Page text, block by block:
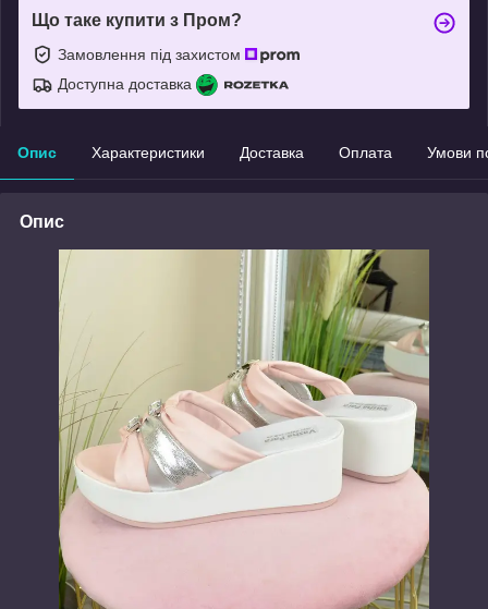
Що таке купити з Пром?
Замовлення під захистом
Доступна доставка
Опис Характеристики Доставка Оплата Умови
Опис